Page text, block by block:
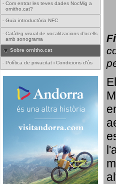
- Com entrar les teves dades NocMig a
ornitho.cat?
- Guia introductòria NFC
- Catàleg visual de vocalitzacions d'ocells
amb sonograma
Sobre ornitho.cat
- Política de privacitat i Condicions d'ús